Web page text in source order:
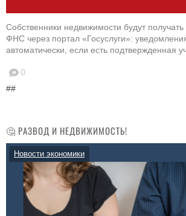
Собственники недвижимости будут
ФНС через портал «Госуслуги»:
автоматически, если есть подтвержденная
0
##
🤔 РАЗВОД И НЕДВИЖИМОСТЬ!
Новости экономики